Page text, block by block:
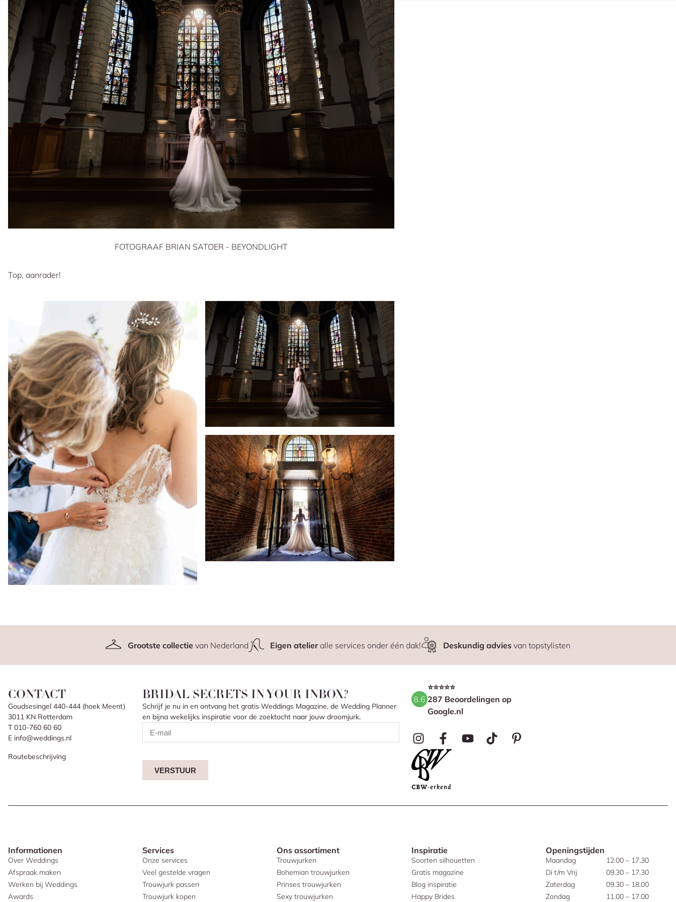
FOTOGRAAF BRIAN SATOER - BEYONDLIGHT
Top, aanrader!
Grootste collectievan Nederland Eigen atelieralle services onder één dak! Deskundig advies van topstylisten
CONTACT
Goudsesingel 440-444 (hoek Meent)
3011 KN Rotterdam
T 010-760 60 60
E info@weddings.nl
Routebeschrijving
BRIDAL SECRETS IN YOUR INBOX?
Schrijf je nu in en ontvang het gratis Weddings Magazine, de Wedding Planner
en bijna wekelijks inspiratie voor de zoektocht naar jouw droomjurk.
VERSTUUR
8.6
⭐⭐⭐⭐⭐
287 Beoordelingen op
Google.nl
Informationen
Over Weddings
Afspraak maken
Werken bij Weddings
Awards
Services
Onze services
Veel gestelde vragen
Trouwjurk passen
Trouwjurk kopen
Ons assortiment
Trouwjurken
Bohemian trouwjurken
Prinses trouwjurken
Sexy trouwjurken
Inspiratie
Soorten silhouetten
Gratis magazine
Blog inspiratie
Happy Brides
Openingstijden
Maandag
12.00 – 17.30
Di t/m Vrij
09.30 – 17.30
Zaterdag
09.30 – 18.00
Zondag
11.00 – 17.00